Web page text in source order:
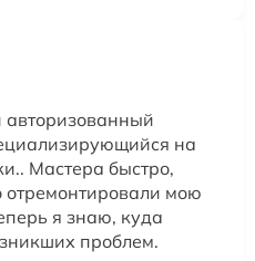
на
Мастера быстро,
отремонтировали мою
я знаю, куда
проблем.